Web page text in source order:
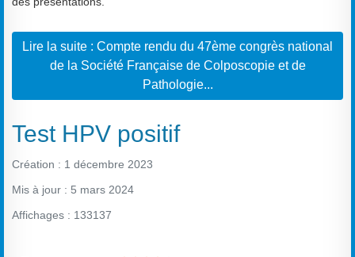
Lire la suite : Compte rendu du 47ème congrès national
de la Société Française de Colposcopie et de
Pathologie...
Test HPV positif
Création : 1 décembre 2023
Mis à jour : 5 mars 2024
Affichages : 133137